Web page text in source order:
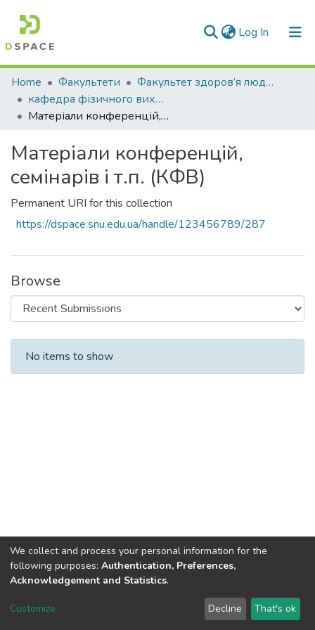
Log In (current)
Communities & Collections
All of DSpace
Home Факультети
Факультет здоров’я людини
кафедра фізичного виховання
Матеріали конференцій, семінарів і т.п. (КФВ)
Матеріали конференцій,
семінарів і т.п. (КФВ)
Permanent URI for this collection
https://dspace.snu.edu.ua/handle/123456789/287
Browse
Recent Submissions
No items to show
Dspace & Volodymyr Dahl East Ukrainian National University
LYRASIS
Send Feedback
We collect and process your personal information for the
following purposes: Authentication, Preferences,
Acknowledgement and Statistics.
Customize Decline That's ok